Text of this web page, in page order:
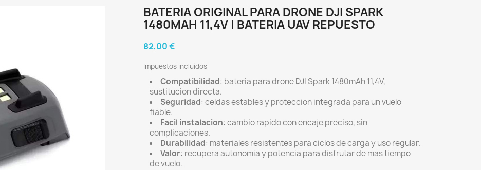
BATERIA ORIGINAL PARA DRONE DJI SPARK
1480MAH 11,4V | BATERIA UAV REPUESTO
82,00 €
Impuestos incluidos
Compatibilidad: bateria para drone DJI Spark 1480mAh 11,4V,
sustitucion directa.
Seguridad: celdas estables y proteccion integrada para un vuelo
fiable.
Facil instalacion: cambio rapido con encaje preciso, sin
complicaciones.
Durabilidad: materiales resistentes para ciclos de carga y uso regular.
Valor: recupera autonomia y potencia para disfrutar de mas tiempo
de vuelo.